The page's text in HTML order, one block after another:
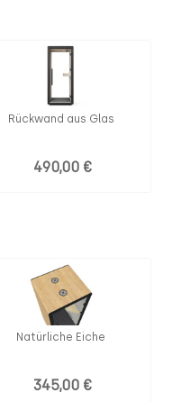
Rückwand aus Glas
490,00 €
Natürliche Eiche
345,00 €